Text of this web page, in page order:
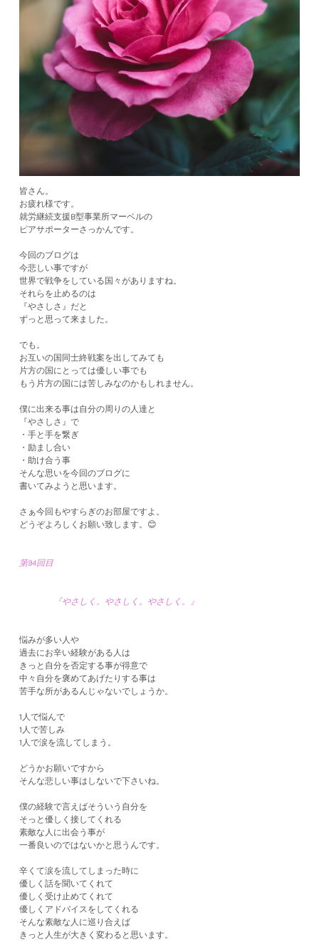
皆さん。
お疲れ様です。
就労継続支援B型事業所マーベルの
ピアサポーターさっかんです。
今回のブログは
今悲しい事ですが
世界で戦争をしている国々がありますね。
それらを止めるのは
『やさしさ』だと
ずっと思って来ました。
でも。
お互いの国同士終戦案を出してみても
片方の国にとっては優しい事でも
もう片方の国には苦しみなのかもしれません。
僕に出来る事は自分の周りの人達と
『やさしさ』で
・手と手を繋ぎ
・励まし合い
・助け合う事
そんな思いを今回のブログに
書いてみようと思います。
さぁ今回もやすらぎのお部屋ですよ。
どうぞよろしくお願い致します。😊
第94回目
『やさしく。やさしく。やさしく。』
悩みが多い人や
過去にお辛い経験がある人は
きっと自分を否定する事が得意で
中々自分を褒めてあげたりする事は
苦手な所があるんじゃないでしょうか。
1人で悩んで
1人で苦しみ
1人で涙を流してしまう。
どうかお願いですから
そんな悲しい事はしないで下さいね。
僕の経験で言えばそういう自分を
そっと優しく接してくれる
素敵な人に出会う事が
一番良いのではないかと思うんです。
辛くて涙を流してしまった時に
優しく話を聞いてくれて
優しく受け止めてくれて
優しくアドバイスをしてくれる
そんな素敵な人に巡り合えば
きっと人生が大きく変わると思います。